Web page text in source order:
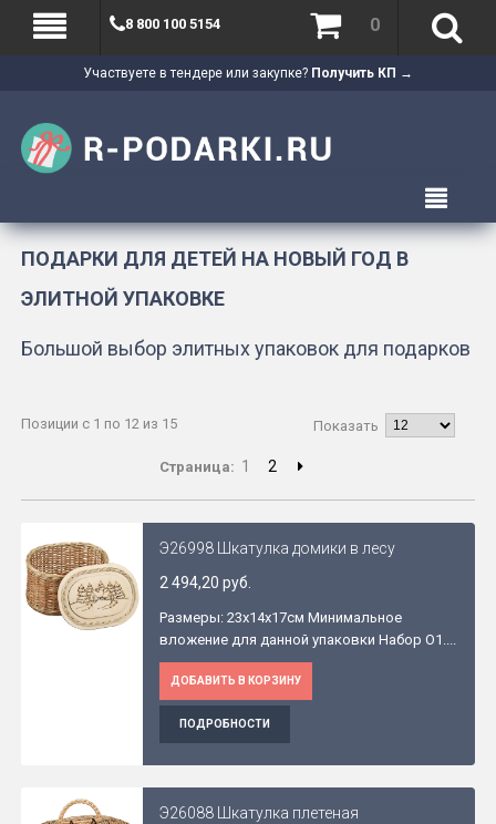
Участвуете в тендере или закупке? Получить КП →
8 800 100 5154 0
ПОДАРКИ ДЛЯ ДЕТЕЙ НА НОВЫЙ ГОД В
ЭЛИТНОЙ УПАКОВКЕ
Большой выбор элитных упаковок для подарков
Позиции с 1 по 12 из 15 Показать
Страница: 1 2
Э26998 Шкатулка домики в лесу
2 494,20 руб.
Размеры: 23x14x17см Минимальное
вложение для данной упаковки Набор O1....
ДОБАВИТЬ В КОРЗИНУ
ПОДРОБНОСТИ
Э26088 Шкатулка плетеная